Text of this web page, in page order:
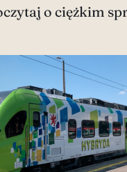
o ciężkim